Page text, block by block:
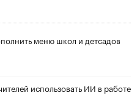
меню школ и детсадов
использовать ИИ в работе